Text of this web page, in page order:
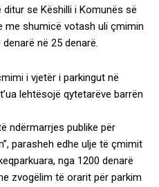
se Këshilli i Komunës së
me shumicë votash uli çmimin
në 25 denarë.
i vjetër i parkingut në
lehtësojë qytetarëve barrën
ndërmarrjes publike për
parasheh edhe ulje të çmimit
nga 1200 denarë
zvogëlim të orarit për parkim